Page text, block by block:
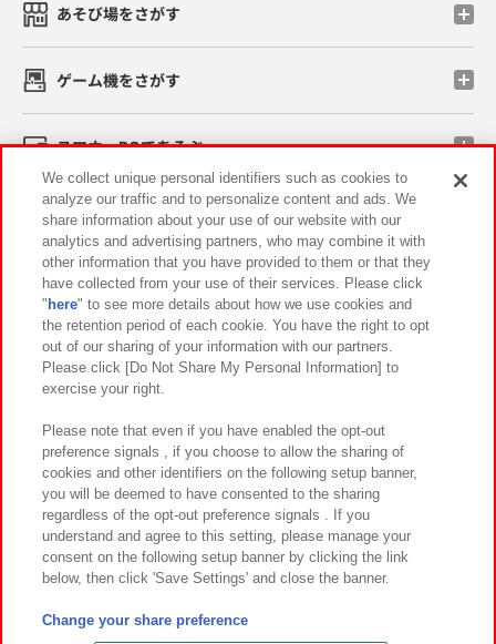
あそび場をさがす
ゲーム機をさがす
スマホ・PCであそぶ
イベント・キャンペーン
関連会社 サステナビリティ サイトポリシー
プライバシーポリシー ウェブアクセシビリティ方針と検証結果
お取引先さまとともに
カスタマーハラスメント対応方針 よくあるご質問・お問い合わせ
©Bandai Namco Amusement Inc.
©Bandai Namco Amusement Lab Inc.
We collect unique personal identifiers such as cookies to
analyze our traffic and to personalize content and ads. We
share information about your use of our website with our
analytics and advertising partners, who may combine it with
other information that you have provided to them or that they
have collected from your use of their services. Please click
" here" to see more details about how we use cookies and
the retention period of each cookie. You have the right to opt
out of our sharing of your information with our partners.
Please click [Do Not Share My Personal Information] to
exercise your right.
Please note that even if you have enabled the opt-out
preference signals , if you choose to allow the sharing of
cookies and other identifiers on the following setup banner,
you will be deemed to have consented to the sharing
regardless of the opt-out preference signals . If you
understand and agree to this setting, please manage your
consent on the following setup banner by clicking the link
below, then click 'Save Settings' and close the banner.
Change your share preference